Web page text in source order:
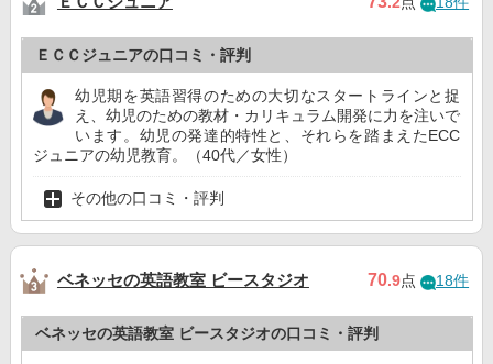
ＥＣＣジュニアの口コミ・評判
幼児期を英語習得のための大切なスタートラインと捉
え、幼児のための教材・カリキュラム開発に力を注いで
います。幼児の発達的特性と、それらを踏まえたECC
ジュニアの幼児教育。（40代／女性）
その他の口コミ・評判
ベネッセの英語教室 ビースタジオ 70.9点 18件
ベネッセの英語教室 ビースタジオの口コミ・評判